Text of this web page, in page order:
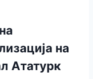
на
Ататурк